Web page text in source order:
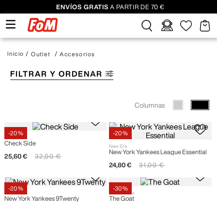
ENVÍOS GRATIS A PARTIR DE 70 €
Outlet Accesorios
FILTRAR Y ORDENAR
Columnas
-20 %
Check Side
25,60 € 32,00 €
-20 %
New Era
New York Yankees League Essential
24,80 € 31,00 €
-20 %
New Era
New York Yankees 9Twenty
-30 %
Goorin Bros
The Goat